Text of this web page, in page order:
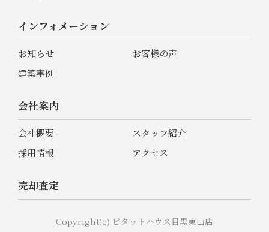
インフォメーション
お知らせ
お客様の声
建築事例
会社案内
会社概要
スタッフ紹介
採用情報
アクセス
売却査定
Copyright(c) ピタットハウス目黒東山店